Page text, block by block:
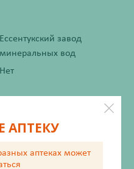
Ессентукский завод
минеральных вод
Нет
АПТЕКУ
аптеках может